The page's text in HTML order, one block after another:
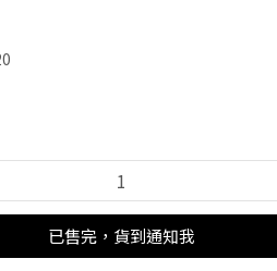
已售完，貨到通知我